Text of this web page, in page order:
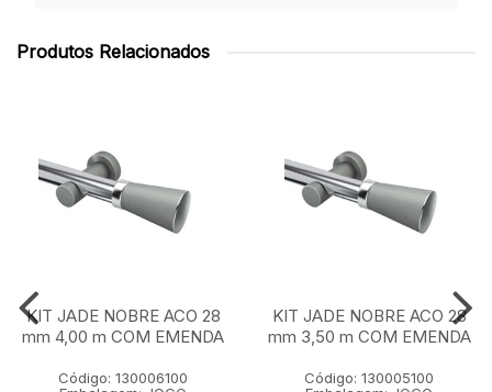
Produtos Relacionados
KIT JADE NOBRE ACO 28
mm 4,00 m COM EMENDA
Código: 130006100
KIT JADE NOBRE ACO 28
mm 3,50 m COM EMENDA
Código: 130005100